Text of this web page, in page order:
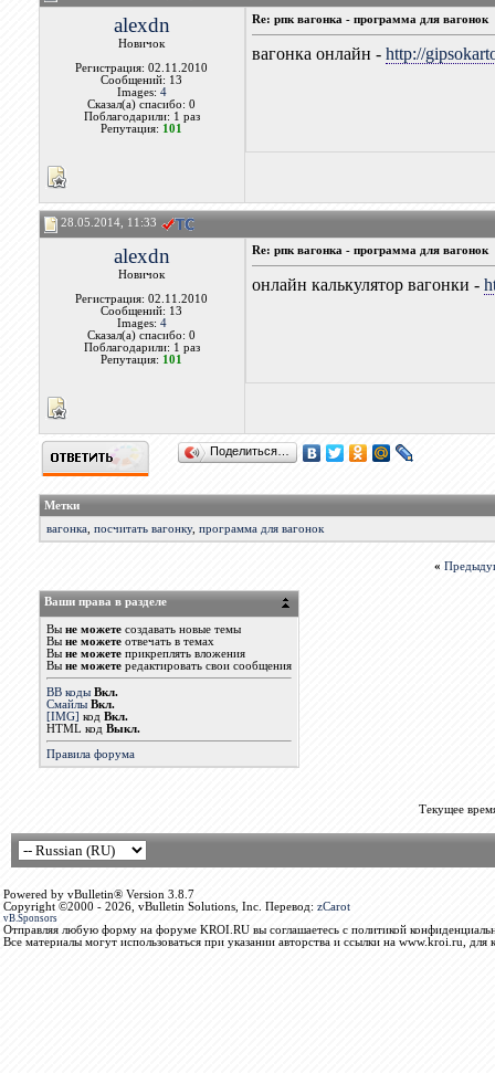
alexdn
Новичок
Регистрация: 02.11.2010
Сообщений: 13
Images: 4
Сказал(а) спасибо: 0
Поблагодарили: 1 раз
Репутация: 101
Re: рпк вагонка - программа для вагонок
вагонка онлайн - http://
28.05.2014, 11:33
alexdn
Новичок
Регистрация: 02.11.2010
Сообщений: 13
Images: 4
Сказал(а) спасибо: 0
Поблагодарили: 1 раз
Репутация: 101
Re: рпк вагонка - программа для вагонок
онлайн калькулятор вагонки -
Поделиться…
Метки
вагонка, посчитать вагонку, программа для вагонок
«
Ваши права в разделе
Вы не можетесоздавать новые темы
Вы не можетеотвечать в темах
Вы не можетеприкреплять вложения
Вы не можетередактировать свои сообщения
BB коды Вкл.
Смайлы Вкл.
[IMG] код Вкл.
HTML код Выкл.
Правила форума
Текущее
Powered by vBulletin® Version 3.8.7
Copyright ©2000 - 2026, vBulletin Solutions, Inc. Перевод: zCarot
vB.Sponsors
Отправляя любую форму на форуме KROI.RU вы соглашаетесь с политикой
Все материалы могут использоваться при указании авторства и ссылки на www.kroi.ru, для